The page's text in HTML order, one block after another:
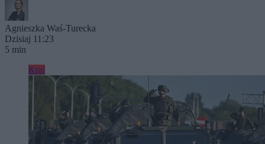
Agnieszka Waś-Turecka
Dzisiaj 11:23
5 min
Kraj